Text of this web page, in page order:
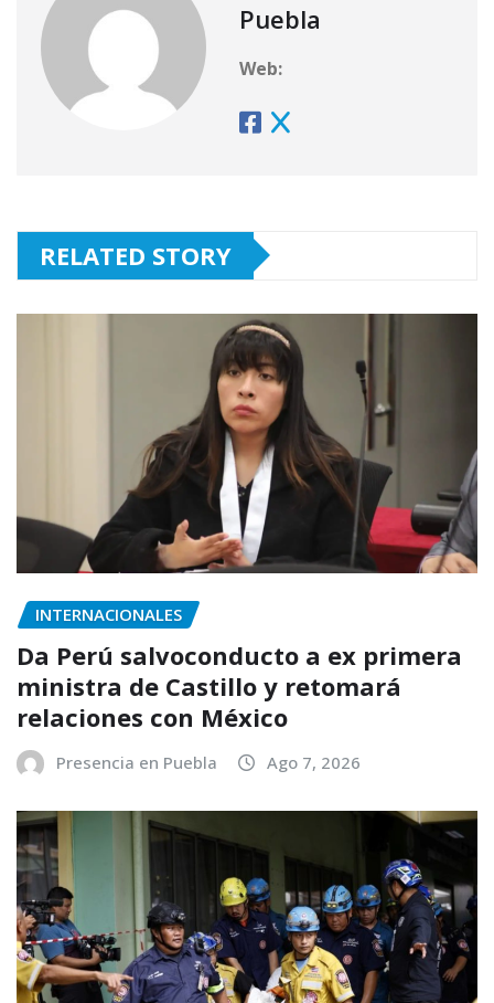
Puebla
Web:
RELATED STORY
INTERNACIONALES
Da Perú salvoconducto a ex primera
ministra de Castillo y retomará
relaciones con México
Presencia en Puebla Ago 7, 2026